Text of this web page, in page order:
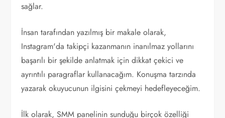
sağlar.
İnsan tarafından yazılmış bir makale olarak,
Instagram'da takipçi kazanmanın inanılmaz yollarını
başarılı bir şekilde anlatmak için dikkat çekici ve
ayrıntılı paragraflar kullanacağım. Konuşma tarzında
yazarak okuyucunun ilgisini çekmeyi hedefleyeceğim.
İlk olarak, SMM panelinin sunduğu birçok özelliği